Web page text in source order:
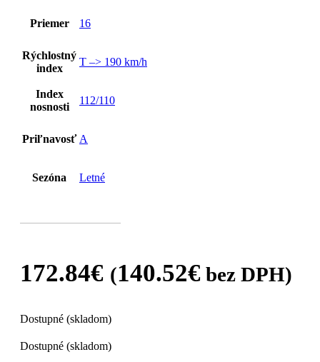
Priemer 16
Rýchlostný
index
T –> 190 km/h
Index
nosnosti
112/110
Priľnavosť A
Sezóna Letné
172.84€ (140.52€ bez DPH)
Dostupné (skladom)
Dostupné (skladom)